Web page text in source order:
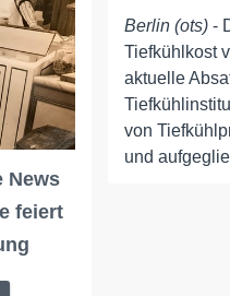
News
feiert
Berlin (ots)-
Tiefkühlkost
aktuelle
von
und